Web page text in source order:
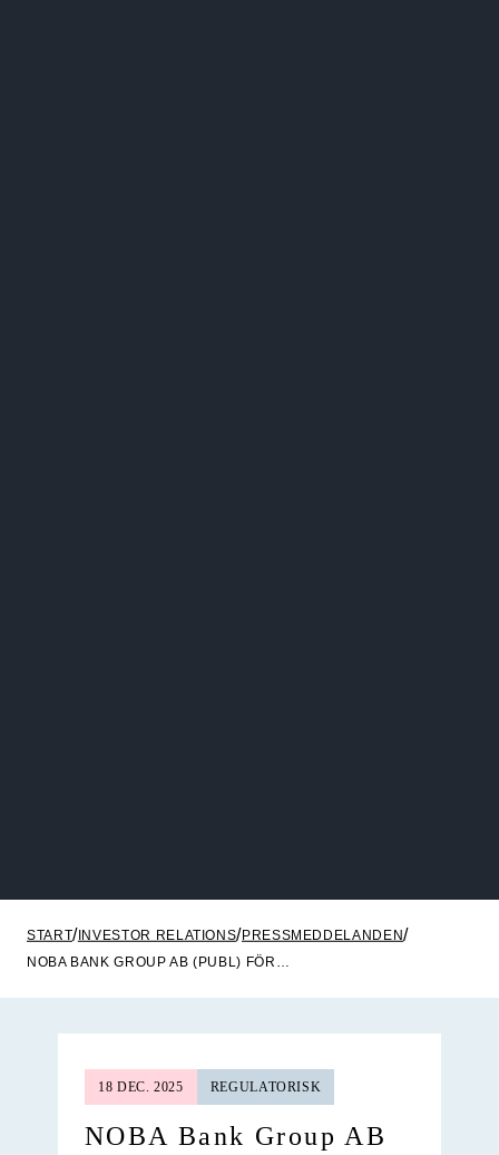
START INVESTOR RELATIONS PRESSMEDDELANDEN
NOBA BANK GROUP AB (PUBL) FÖRVÄRVAR DBT CAPITAL AB
18 DEC. 2025 REGULATORISK
NOBA Bank Group AB